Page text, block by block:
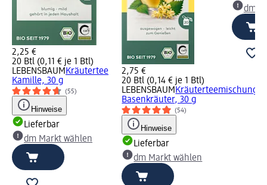
2,25 €
20 Btl (0,11 € je 1 Btl)
LEBENSBAUM Kräutertee
Kamille, 30 g
(55)
Hinweise
Lieferbar
dm Markt wählen
2,75 €
20 Btl (0,14 € je 1 Btl)
LEBENSBAUM Kräuterteemischung
Basenkräuter, 30 g
(54)
Hinweise
Lieferbar
dm Markt wählen
dm